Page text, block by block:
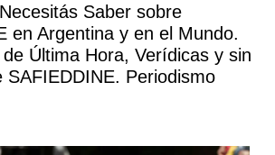
Saber sobre
en Argentina y en el Mundo.
Última Hora, Verídicas y sin
SAFIEDDINE. Periodismo